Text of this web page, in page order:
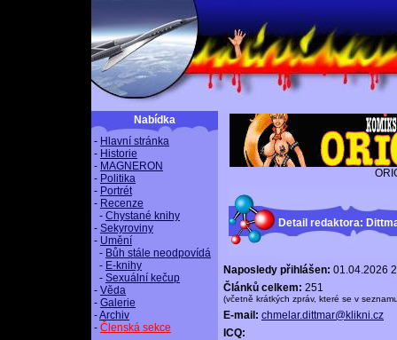
Nabídka
- Hlavní stránka
- Historie
- MAGNERON
- Politika
- Portrét
- Recenze
- Chystané knihy
- Sekyroviny
- Umění
- Bůh stále neodpovídá
- E-knihy
- Sexuální kečup
- Věda
- Galerie
-Archiv
- Členská sekce
Detail redaktora:
Naposledy přihlášen: 01.04.2026
Článků celkem: 251
(včetně krátkých zpráv, které se v
E-mail: chmelar.dittmar@klikni.cz
ICQ: